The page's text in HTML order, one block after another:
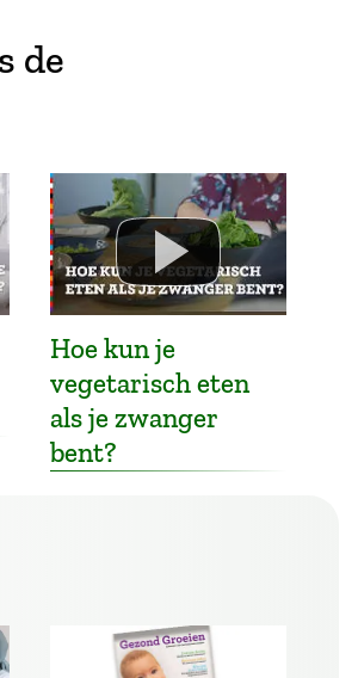
de
Hoe kun je
vegetarisch eten
als je zwanger
bent?